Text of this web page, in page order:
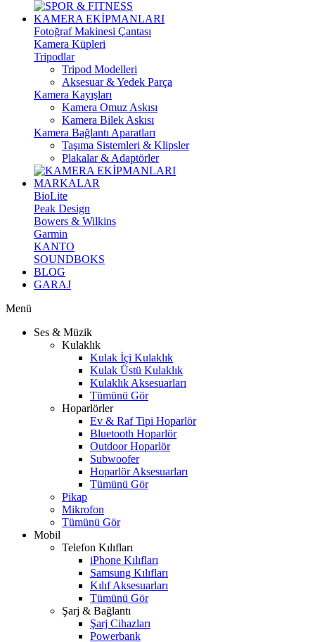
KAMERA EKİPMANLARI
Fotoğraf Makinesi Çantası
Kamera Küpleri
Tripodlar
Tripod Modelleri
Aksesuar & Yedek Parça
Kamera Kayışları
Kamera Omuz Askısı
Kamera Bilek Askısı
Kamera Bağlantı Aparatları
Taşıma Sistemleri & Klipsler
Plakalar & Adaptörler
MARKALAR
BioLite
Peak Design
Bowers & Wilkins
Garmin
KANTO
SOUNDBOKS
BLOG
GARAJ
Menü
Ses & Müzik
Kulaklık
Kulak İçi Kulaklık
Kulak Üstü Kulaklık
Kulaklık Aksesuarları
Tümünü Gör
Hoparlörler
Ev & Raf Tipi Hoparlör
Bluetooth Hoparlör
Outdoor Hoparlör
Subwoofer
Hoparlör Aksesuarları
Tümünü Gör
Pikap
Mikrofon
Tümünü Gör
Mobil
Telefon Kılıfları
iPhone Kılıfları
Samsung Kılıfları
Kılıf Aksesuarları
Tümünü Gör
Şarj & Bağlantı
Şarj Cihazları
Powerbank